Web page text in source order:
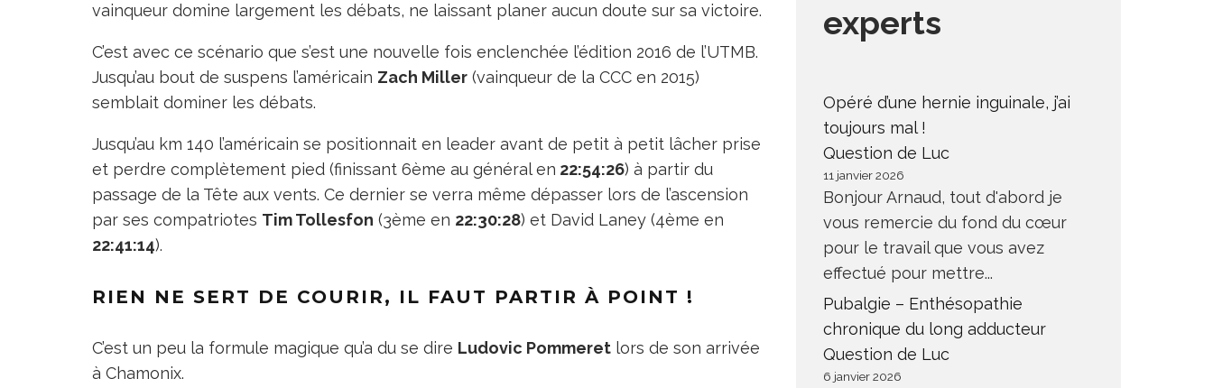
vainqueur domine largement les débats, ne laissant planer aucun doute sur sa victoire.
C’est avec ce scénario que s’est une nouvelle fois enclenchée l’édition 2016 de l’UTMB.
Jusqu’au bout de suspens l’américain Zach Miller (vainqueur de la CCC en 2015)
semblait dominer les débats.
Jusqu’au km 140 l’américain se positionnait en leader avant de petit à petit lâcher prise
et perdre complètement pied (finissant 6ème au général en 22:54:26) à partir du
passage de la Tête aux vents. Ce dernier se verra même dépasser lors de l’ascension
par ses compatriotes Tim Tollesfon (3ème en 22:30:28) et David Laney (4ème en
22:41:14).
RIEN NE SERT DE COURIR, IL FAUT PARTIR À POINT !
C’est un peu la formule magique qu’a du se dire Ludovic Pommeret lors de son arrivée
à Chamonix.
experts
Opéré d’une hernie inguinale, j’ai
toujours mal !
Question de Luc
11 janvier 2026
Bonjour Arnaud, tout d'abord je
vous remercie du fond du cœur
pour le travail que vous avez
effectué pour mettre...
Pubalgie – Enthésopathie
chronique du long adducteur
Question de Luc
6 janvier 2026